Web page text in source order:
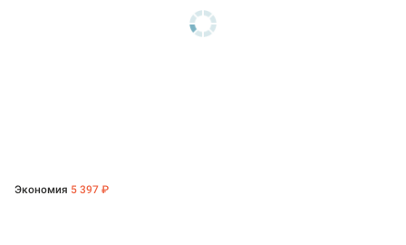
Экономия 5 397 ₽